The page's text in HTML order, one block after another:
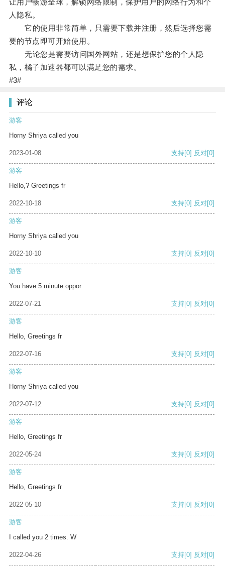
让用户畅游全球，解锁网络限制，保护用户的网络行为和个
人隐私。
它的使用非常简单，只需要下载并注册，然后选择您需
要的节点即可开始使用。
无论您是需要访问国外网站，还是想保护您的个人隐
私，橘子加速器都可以满足您的需求。
#3#
评论
游客
Horny Shriya called you
2023-01-08 支持[0] 反对[0]
游客
Hello,? Greetings fr
2022-10-18 支持[0] 反对[0]
游客
Horny Shriya called you
2022-10-10 支持[0] 反对[0]
游客
You have 5 minute oppor
2022-07-21 支持[0] 反对[0]
游客
Hello, Greetings fr
2022-07-16 支持[0] 反对[0]
游客
Horny Shriya called you
2022-07-12 支持[0] 反对[0]
游客
Hello, Greetings fr
2022-05-24 支持[0] 反对[0]
游客
Hello, Greetings fr
2022-05-10 支持[0] 反对[0]
游客
I called you 2 times. W
2022-04-26 支持[0] 反对[0]